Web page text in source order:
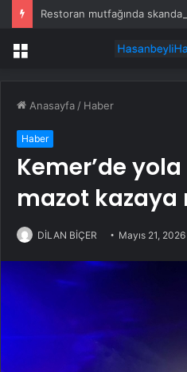
Menü
Anasayfa / Haber
Haber
Kemer’de
mazot kazaya
DİLAN BİÇER Mayıs 21, 2026